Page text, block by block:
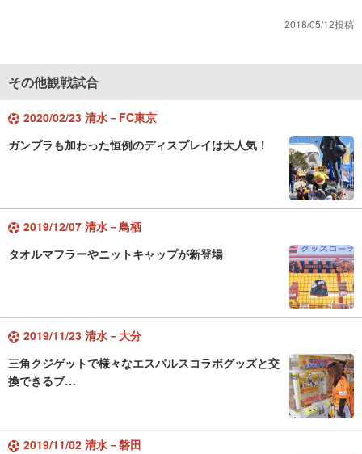
2018/05/12投稿
その他観戦試合
2020/02/23 清水－FC東京
ガンプラも加わった恒例のディスプレイは大人気！
2019/12/07 清水－鳥栖
タオルマフラーやニットキャップが新登場
2019/11/23 清水－大分
三角クジゲットで様々なエスパルスコラボグッズと交
換できるブ…
2019/11/02 清水－磐田